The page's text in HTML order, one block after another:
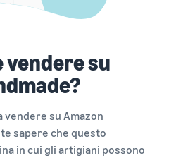
vendere su
su Amazon
sapere che questo
in cui gli artigiani possono